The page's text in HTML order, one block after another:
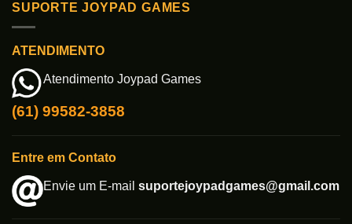
SUPORTE JOYPAD GAMES
ATENDIMENTO
Atendimento Joypad Games
(61) 99582-3858
Entre em Contato
Envie um E-mail suportejoypadgames@gmail.com